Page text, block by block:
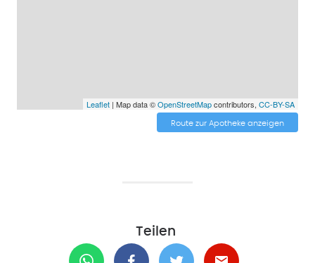
Leaflet| Map data ©OpenStreetMapcontributors, CC-BY-SA
Route zur Apotheke anzeigen
Teilen